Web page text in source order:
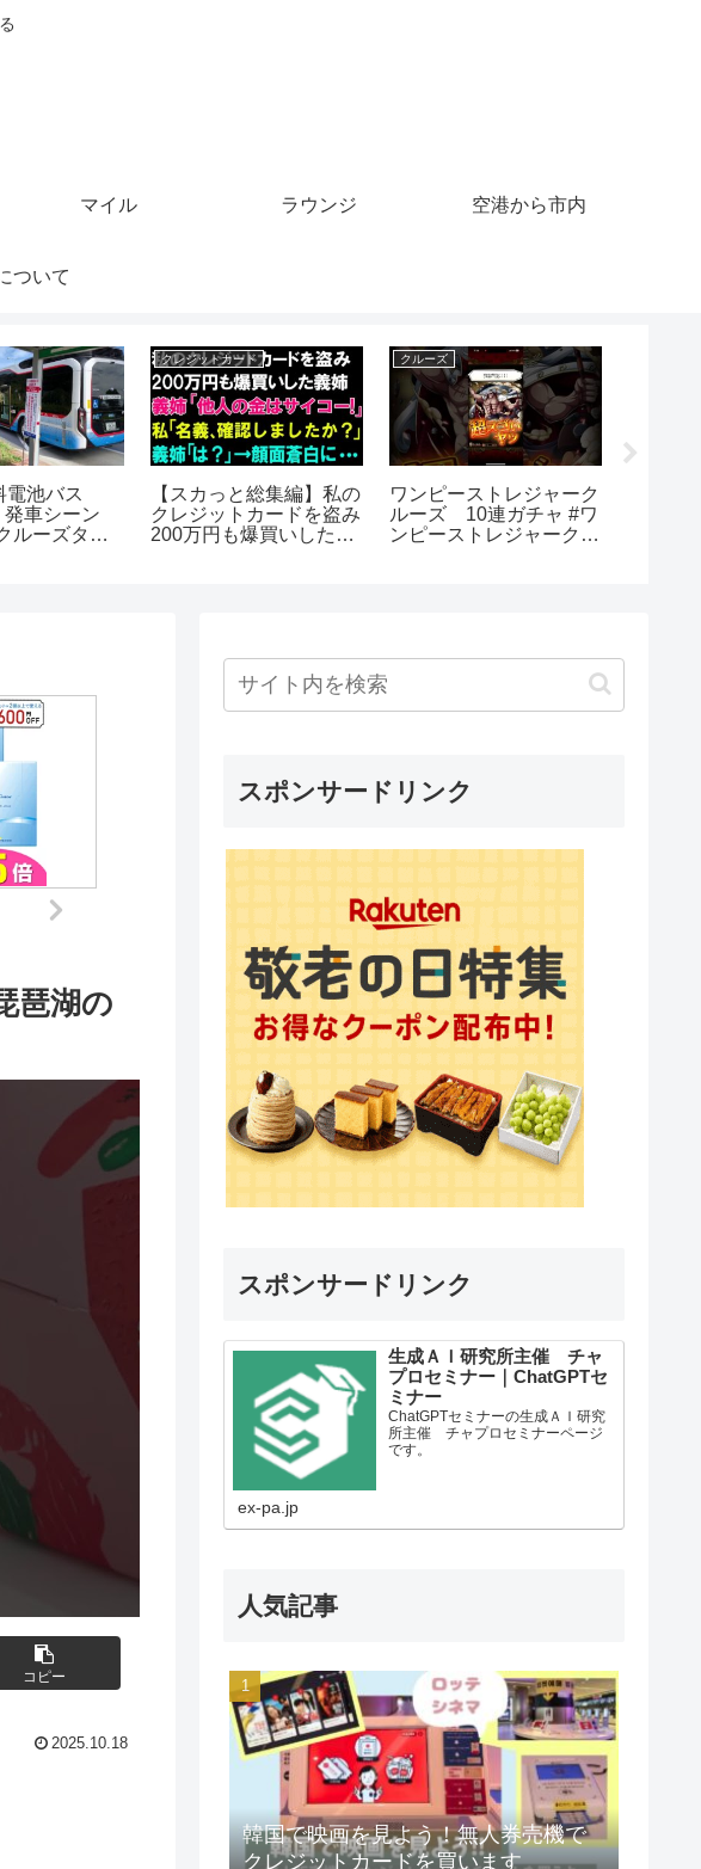
マイル ラウンジ 空港から市内
ついて
電池バス
発車シーン
ルーズター
クレジットカード
【スカっと総集編】私の
クレジットカードを盗み
200万円も爆買いした義
クルーズ
ワンピーストレジャーク
ルーズ 10連ガチャ #ワ
ンピーストレジャークル
琶湖の
コピー
2025.10.18
スポンサードリンク
スポンサードリンク
生成ＡＩ研究所主催 チャ
プロセミナー｜ChatGPTセ
ミナー
ChatGPTセミナーの生成ＡＩ研究
所主催 チャプロセミナーページ
です。
ex-pa.jp
人気記事
韓国で映画を見よう！無人券売機で
クレジットカードを買います